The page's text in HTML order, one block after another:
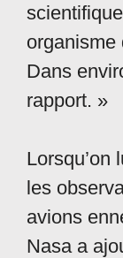
organisme
Dans
rapport. »
Lorsqu’on
les
avions
Nasa a